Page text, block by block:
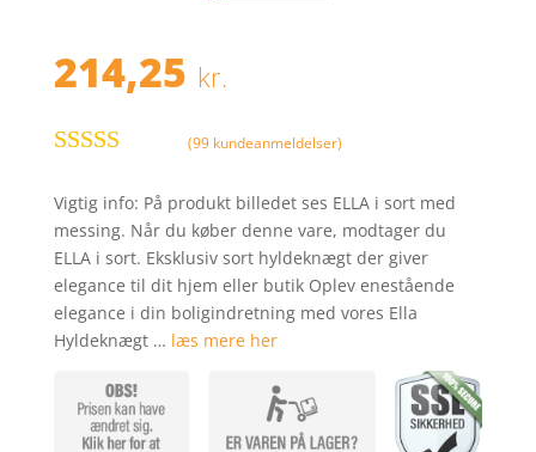
214,25 kr.
som 4.5ud
af 5 baseret
på
kundebedø
mmelser
(99kundeanmeldelser)
Vigtig info: På produkt billedet ses ELLA i sort med
messing. Når du køber denne vare, modtager du
ELLA i sort. Eksklusiv sort hyldeknægt der giver
elegance til dit hjem eller butik Oplev enestående
elegance i din boligindretning med vores Ella
Hyldeknægt … læs mere her